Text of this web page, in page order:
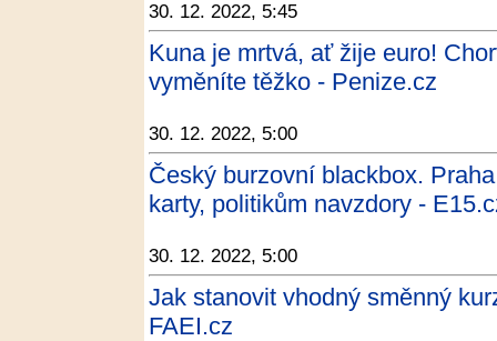
30. 12. 2022, 5:45
Kuna je mrtvá, ať žije euro!
vyměníte těžko - Penize.cz
30. 12. 2022, 5:00
Český burzovní blackbox.
karty, politikům navzdory -
30. 12. 2022, 5:00
Jak stanovit vhodný směnný
FAEI.cz